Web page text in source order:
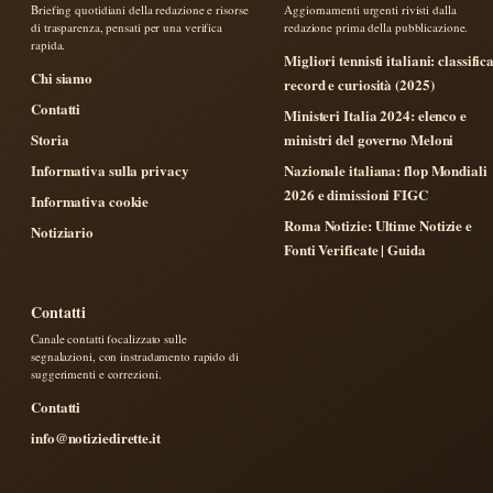
Briefing quotidiani della redazione e risorse
di trasparenza, pensati per una verifica
rapida.
Chi siamo
Contatti
Storia
Informativa sulla privacy
Informativa cookie
Notiziario
Aggiornamenti urgenti rivisti dalla
redazione prima della pubblicazione.
Migliori tennisti italiani:
record e curiosità (2025)
Ministeri Italia 2024: elenco e
ministri del governo Meloni
Nazionale italiana: flop Mondiali
2026 e dimissioni FIGC
Roma Notizie: Ultime Notizie e
Fonti Verificate | Guida
Contatti
Canale contatti focalizzato sulle
segnalazioni, con instradamento rapido di
suggerimenti e correzioni.
Contatti
info@notiziedirette.it